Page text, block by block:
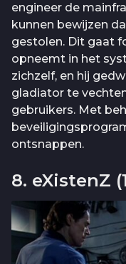
engineer de
kunnen bewijzen
gestolen. Dit gaat
opneemt in het
zichzelf, en hij
gladiator te
gebruikers. Met
ontsnappen.
8. eXistenZ